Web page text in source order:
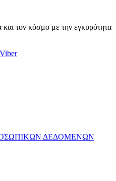
τον κόσμο με την εγκυρότητα
Viber
ΔΕΔΟΜΕΝΩΝ